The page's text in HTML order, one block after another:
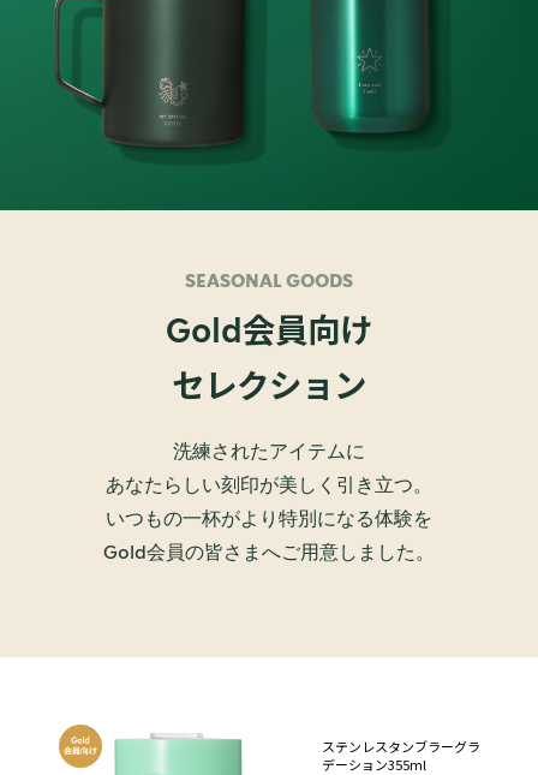
SEASONAL GOODS
Gold会員向け
セレクション
洗練されたアイテムに
あなたらしい刻印が美しく引き立つ。
いつもの一杯がより特別になる体験を
Gold会員の皆さまへご用意しました。
ステンレスタンブラーグラ
デーション355ml